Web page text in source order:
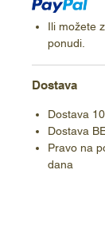
Ili možete
ponudi.
Dostava
Dostava
Dostava
Pravo na
dana